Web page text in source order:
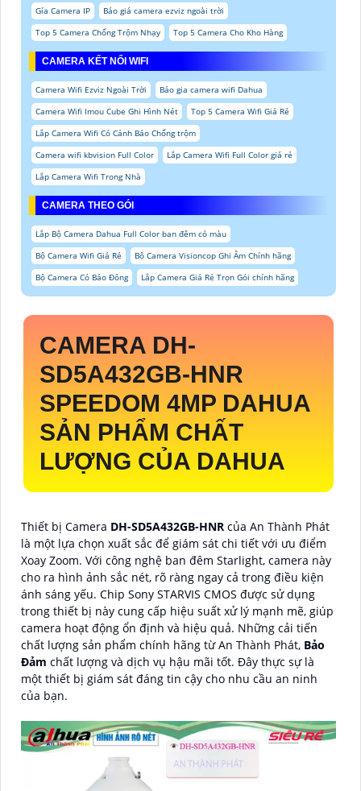
Gía Camera IP
Báo giá camera ezviz ngoài trời
Top 5 Camera Chống Trộm Nhạy
Top 5 Camera Cho Kho Hàng
CAMERA KẾT NỐI WIFI
Camera Wifi Ezviz Ngoài Trời
Báo gia camera wifi Dahua
Camera Wifi Imou Cube Ghi Hình Nét
Top 5 Camera Wifi Giá Rẻ
Lắp Camera Wifi Có Cảnh Báo Chống trộm
Camera wifi kbvision Full Color
Lắp Camera Wifi Full Color giá rẻ
Lắp Camera Wifi Trong Nhà
CAMERA THEO GÓI
Lắp Bộ Camera Dahua Full Color ban đêm có màu
Bộ Camera Wifi Giá Rẻ
Bộ Camera Visioncop Ghi Âm Chính hãng
Bộ Camera Có Báo Đông
Lắp Camera Giá Rẻ Trọn Gói chính hãng
CAMERA DH-
SD5A432GB-HNR
SPEEDOM 4MP DAHUA
SẢN PHẨM CHẤT
LƯỢNG CỦA DAHUA
Thiết bị Camera DH-SD5A432GB-HNR của An Thành Phát
là một lựa chọn xuất sắc để giám sát chi tiết với ưu điểm
Xoay Zoom. Với công nghệ ban đêm Starlight, camera này
cho ra hình ảnh sắc nét, rõ ràng ngay cả trong điều kiện
ánh sáng yếu. Chip Sony STARVIS CMOS được sử dụng
trong thiết bị này cung cấp hiệu suất xử lý mạnh mẽ, giúp
camera hoạt động ổn định và hiệu quả. Những cải tiến
chất lượng sản phẩm chính hãng từ An Thành Phát, Bảo
Đảm chất lượng và dịch vụ hậu mãi tốt. Đây thực sự là
một thiết bị giám sát đáng tin cậy cho nhu cầu an ninh
của bạn.